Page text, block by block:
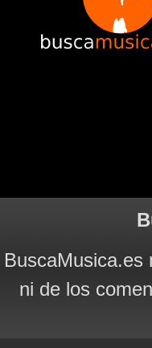
BuscaMusica.es
ni de los